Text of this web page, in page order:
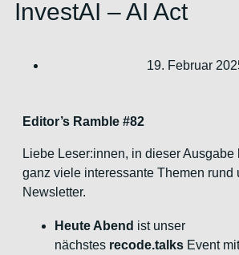
InvestAI – AI Act
19. Februar
Editor’s Ramble #82
Liebe Leser:innen, in dieser
ganz viele interessante Themen rund
Newsletter.
Heute Abend ist unser
nächstes recode.talks Event